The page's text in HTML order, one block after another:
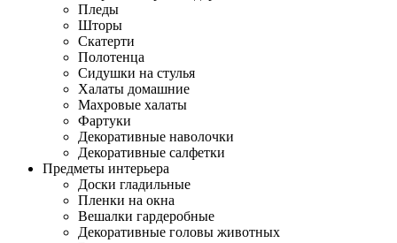
Пледы
Шторы
Скатерти
Полотенца
Сидушки на стулья
Халаты домашние
Махровые халаты
Фартуки
Декоративные наволочки
Декоративные салфетки
Предметы интерьера
Доски гладильные
Пленки на окна
Вешалки гардеробные
Декоративные головы животных